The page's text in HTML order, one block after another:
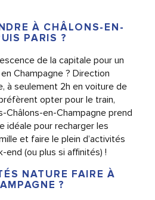
À CHÂLONS-EN-
PARIS ?
de la capitale pour un
Champagne ? Direction
à seulement 2h en voiture de
opter pour le train,
Châlons-en-Champagne prend
idéale pour recharger les
et faire le plein d’activités
end (ou plus si affinités) !
NATURE FAIRE À
?